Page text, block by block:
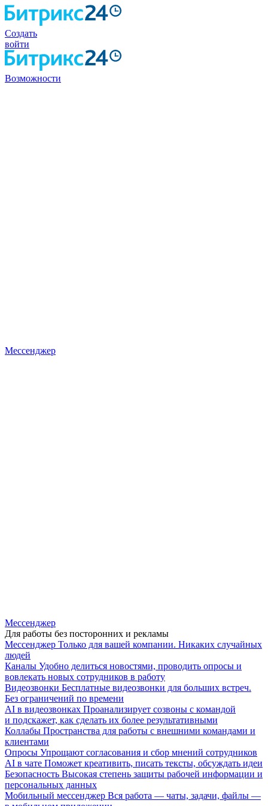
Создать
войти
Возможности
Мессенджер
Мессенджер
Для работы без посторонних и рекламы
Мессенджер Только для вашей компании. Никаких случайных
людей
Каналы Удобно делиться новостями, проводить опросы и
вовлекать новых сотрудников в работу
Видеозвонки Бесплатные видеозвонки для больших встреч.
Без ограничений по времени
AI в видеозвонках Проанализирует созвоны с командой
и подскажет, как сделать их более результативными
Коллабы Пространства для работы с внешними командами и
клиентами
Опросы Упрощают согласования и сбор мнений сотрудников
AI в чате Поможет креативить, писать тексты, обсуждать идеи
Безопасность Высокая степень защиты рабочей информации и
персональных данных
Мобильный мессенджер Вся работа — чаты, задачи, файлы —